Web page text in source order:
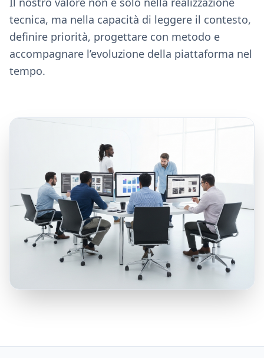
tecnica, ma nella capacità di leggere il contesto,
definire priorità, progettare con metodo e
accompagnare l’evoluzione della piattaforma nel
tempo.